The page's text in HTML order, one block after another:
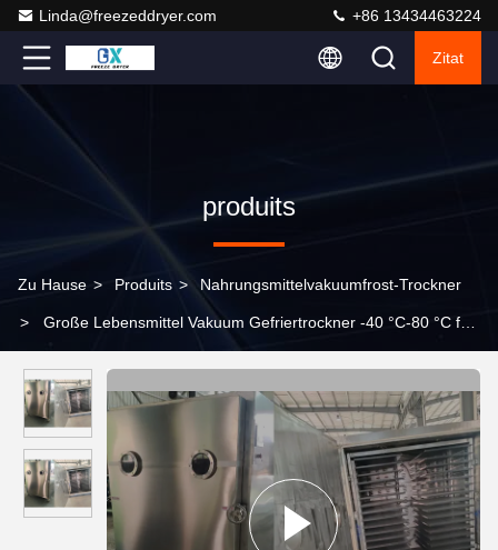
Linda@freezeddryer.com +86 13434463224
Zitat
produits
Zu Hause > Produits > Nahrungsmittelvakuumfrost-Trockner
> Große Lebensmittel Vakuum Gefriertrockner -40 °C-80 °C für